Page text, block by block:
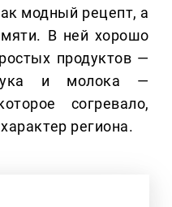
модный рецепт, а
В ней хорошо
продуктов —
и молока —
согревало,
региона.